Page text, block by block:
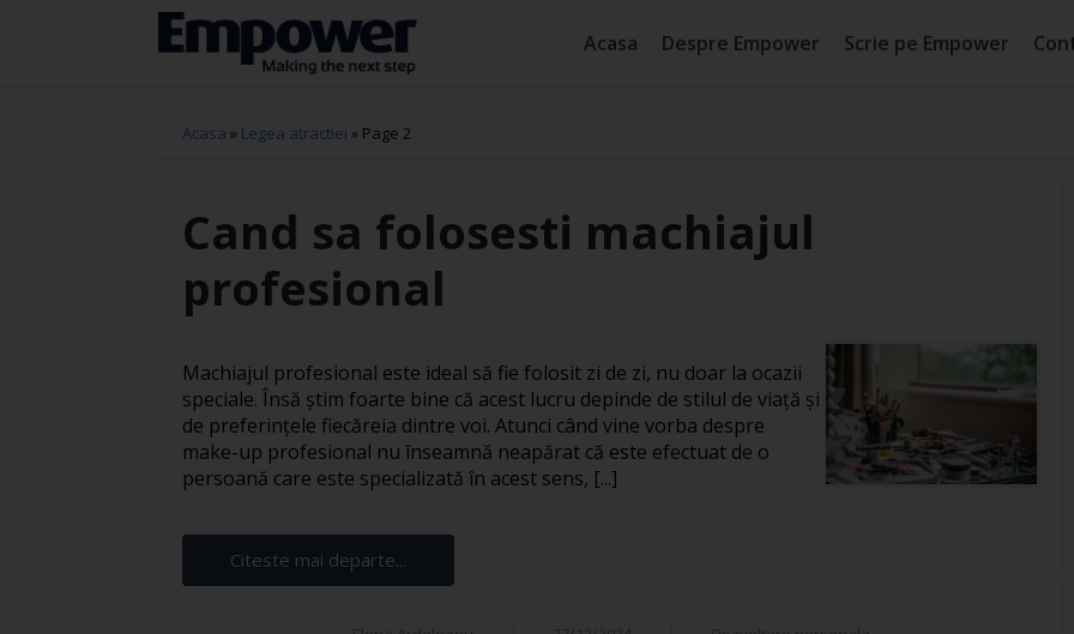
Acasa Despre Empower Scrie pe Empower
Acasa » Legea atractiei » Page 2
Cand sa folosesti machiajul
profesional
Machiajul profesional este ideal să fie folosit zi de zi, nu doar la ocazii
speciale. Însă știm foarte bine că acest lucru depinde de stilul de viață și
de preferințele fiecăreia dintre voi. Atunci când vine vorba despre
make-up profesional nu înseamnă neapărat că este efectuat de o
persoană care este specializată în acest sens, [...]
Citeste mai departe...